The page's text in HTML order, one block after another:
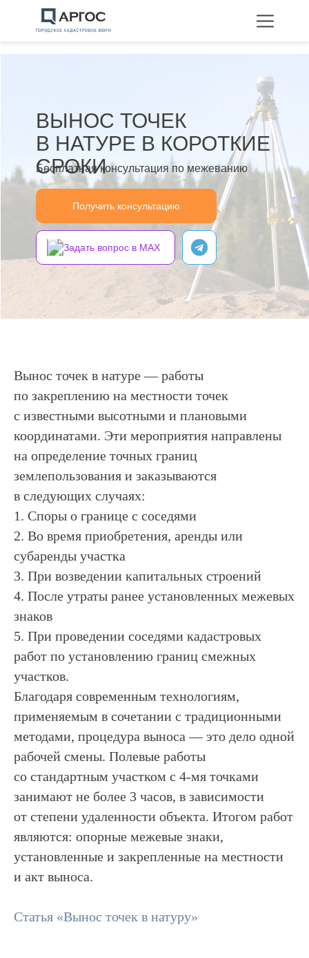
Технические планы
Межевание
Перепланировка
ВЫНОС ТОЧЕК
В НАТУРЕ В КОРОТКИЕ
СРОКИ
Бесплатная консультация по межеванию
Получить консультацию
Задать вопрос в MAX
Вынос точек в натуре — работы
по закреплению на местности точек
с известными высотными и плановыми
координатами. Эти мероприятия направлены
на определение точных границ
землепользования и заказываются
в следующих случаях:
1. Споры о границе с соседями
2. Во время приобретения, аренды или
субаренды участка
3. При возведении капитальных строений
4. После утраты ранее установленных межевых
знаков
5. При проведении соседями кадастровых
работ по установлению границ смежных
участков.
Благодаря современным технологиям,
применяемым в сочетании с традиционными
методами, процедура выноса — это дело одной
рабочей смены. Полевые работы
со стандартным участком с 4-мя точками
занимают не более 3 часов, в зависимости
от степени удаленности объекта. Итогом работ
являются: опорные межевые знаки,
установленные и закрепленные на местности
и акт выноса.
Статья «Вынос точек в натуру»